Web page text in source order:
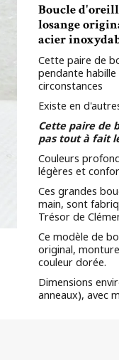
Boucle
losange
acier
Cette paire de
pendante
circonstances
Existe en
Cette paire de
pas tout à fait
Couleurs
légères et
Ces grandes
main, sont
Trésor de
Ce modèle de
original,
couleur dorée.
Dimensions
anneaux), avec